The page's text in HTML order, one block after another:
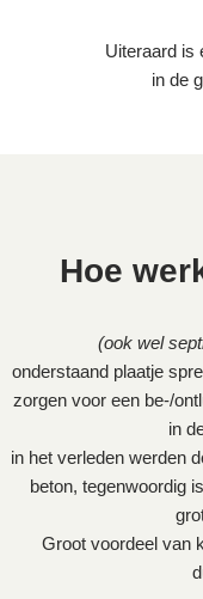
Uiteraard is
in de
Hoe
(ook wel
onderstaand plaatje
zorgen voor een be-/
in
in het verleden werden
beton, tegenwoordig
Groot voordeel van